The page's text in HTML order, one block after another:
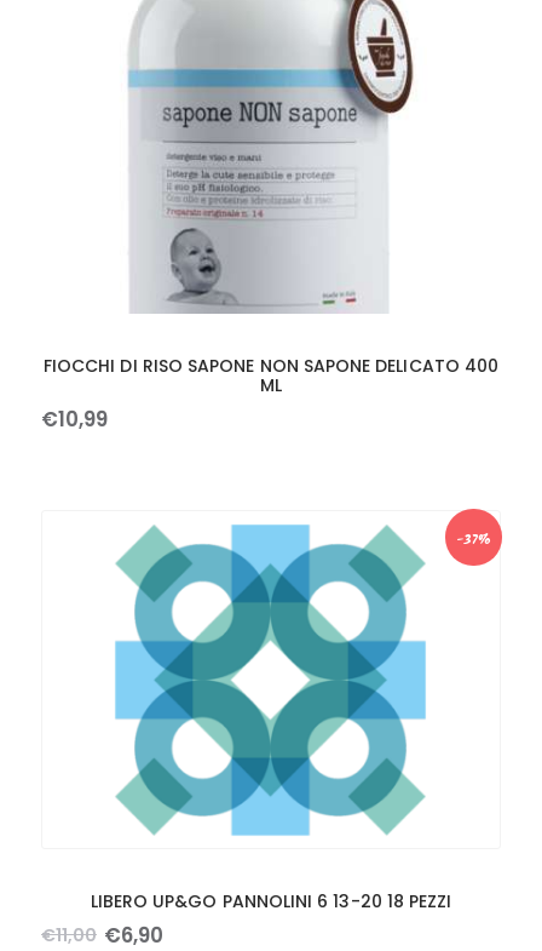
FIOCCHI DI RISO SAPONE NON SAPONE DELICATO 400
ML
€10,99
-37%
LIBERO UP&GO PANNOLINI 6 13-20 18 PEZZI
€11,00 €6,90